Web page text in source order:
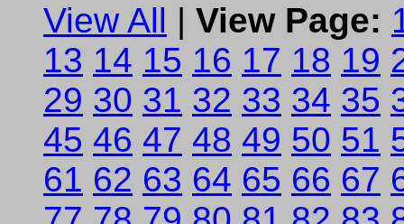
View All | View Page:
13 14 15 16 17 18 19
29 30 31 32 33 34 35
45 46 47 48 49 50 51
61 62 63 64 65 66 67